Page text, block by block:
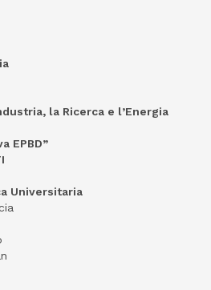
la Ricerca e l’Energia
EPBD”
Universitaria